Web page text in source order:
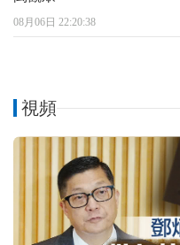
08月06日 22:20:38
視頻